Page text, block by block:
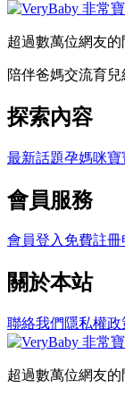
超過數萬位網友
陪伴爸媽交流育
探索內容
最新話題孕媽咪寶
會員服務
會員登入免費註冊
關於本站
聯絡我們 隱私權政
超過數萬位網友